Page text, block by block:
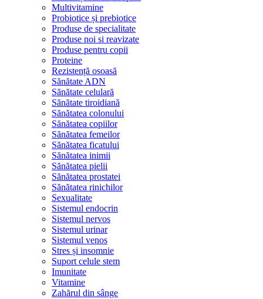
Multivitamine
Probiotice și prebiotice
Produse de specialitate
Produse noi si reavizate
Produse pentru copii
Proteine
Rezistență osoasă
Sănătate ADN
Sănătate celulară
Sănătate tiroidiană
Sănătatea colonului
Sănătatea copiilor
Sănătatea femeilor
Sănătatea ficatului
Sănătatea inimii
Sănătatea pielii
Sănătatea prostatei
Sănătatea rinichilor
Sexualitate
Sistemul endocrin
Sistemul nervos
Sistemul urinar
Sistemul venos
Stres și insomnie
Suport celule stem
Imunitate
Vitamine
Zahărul din sânge